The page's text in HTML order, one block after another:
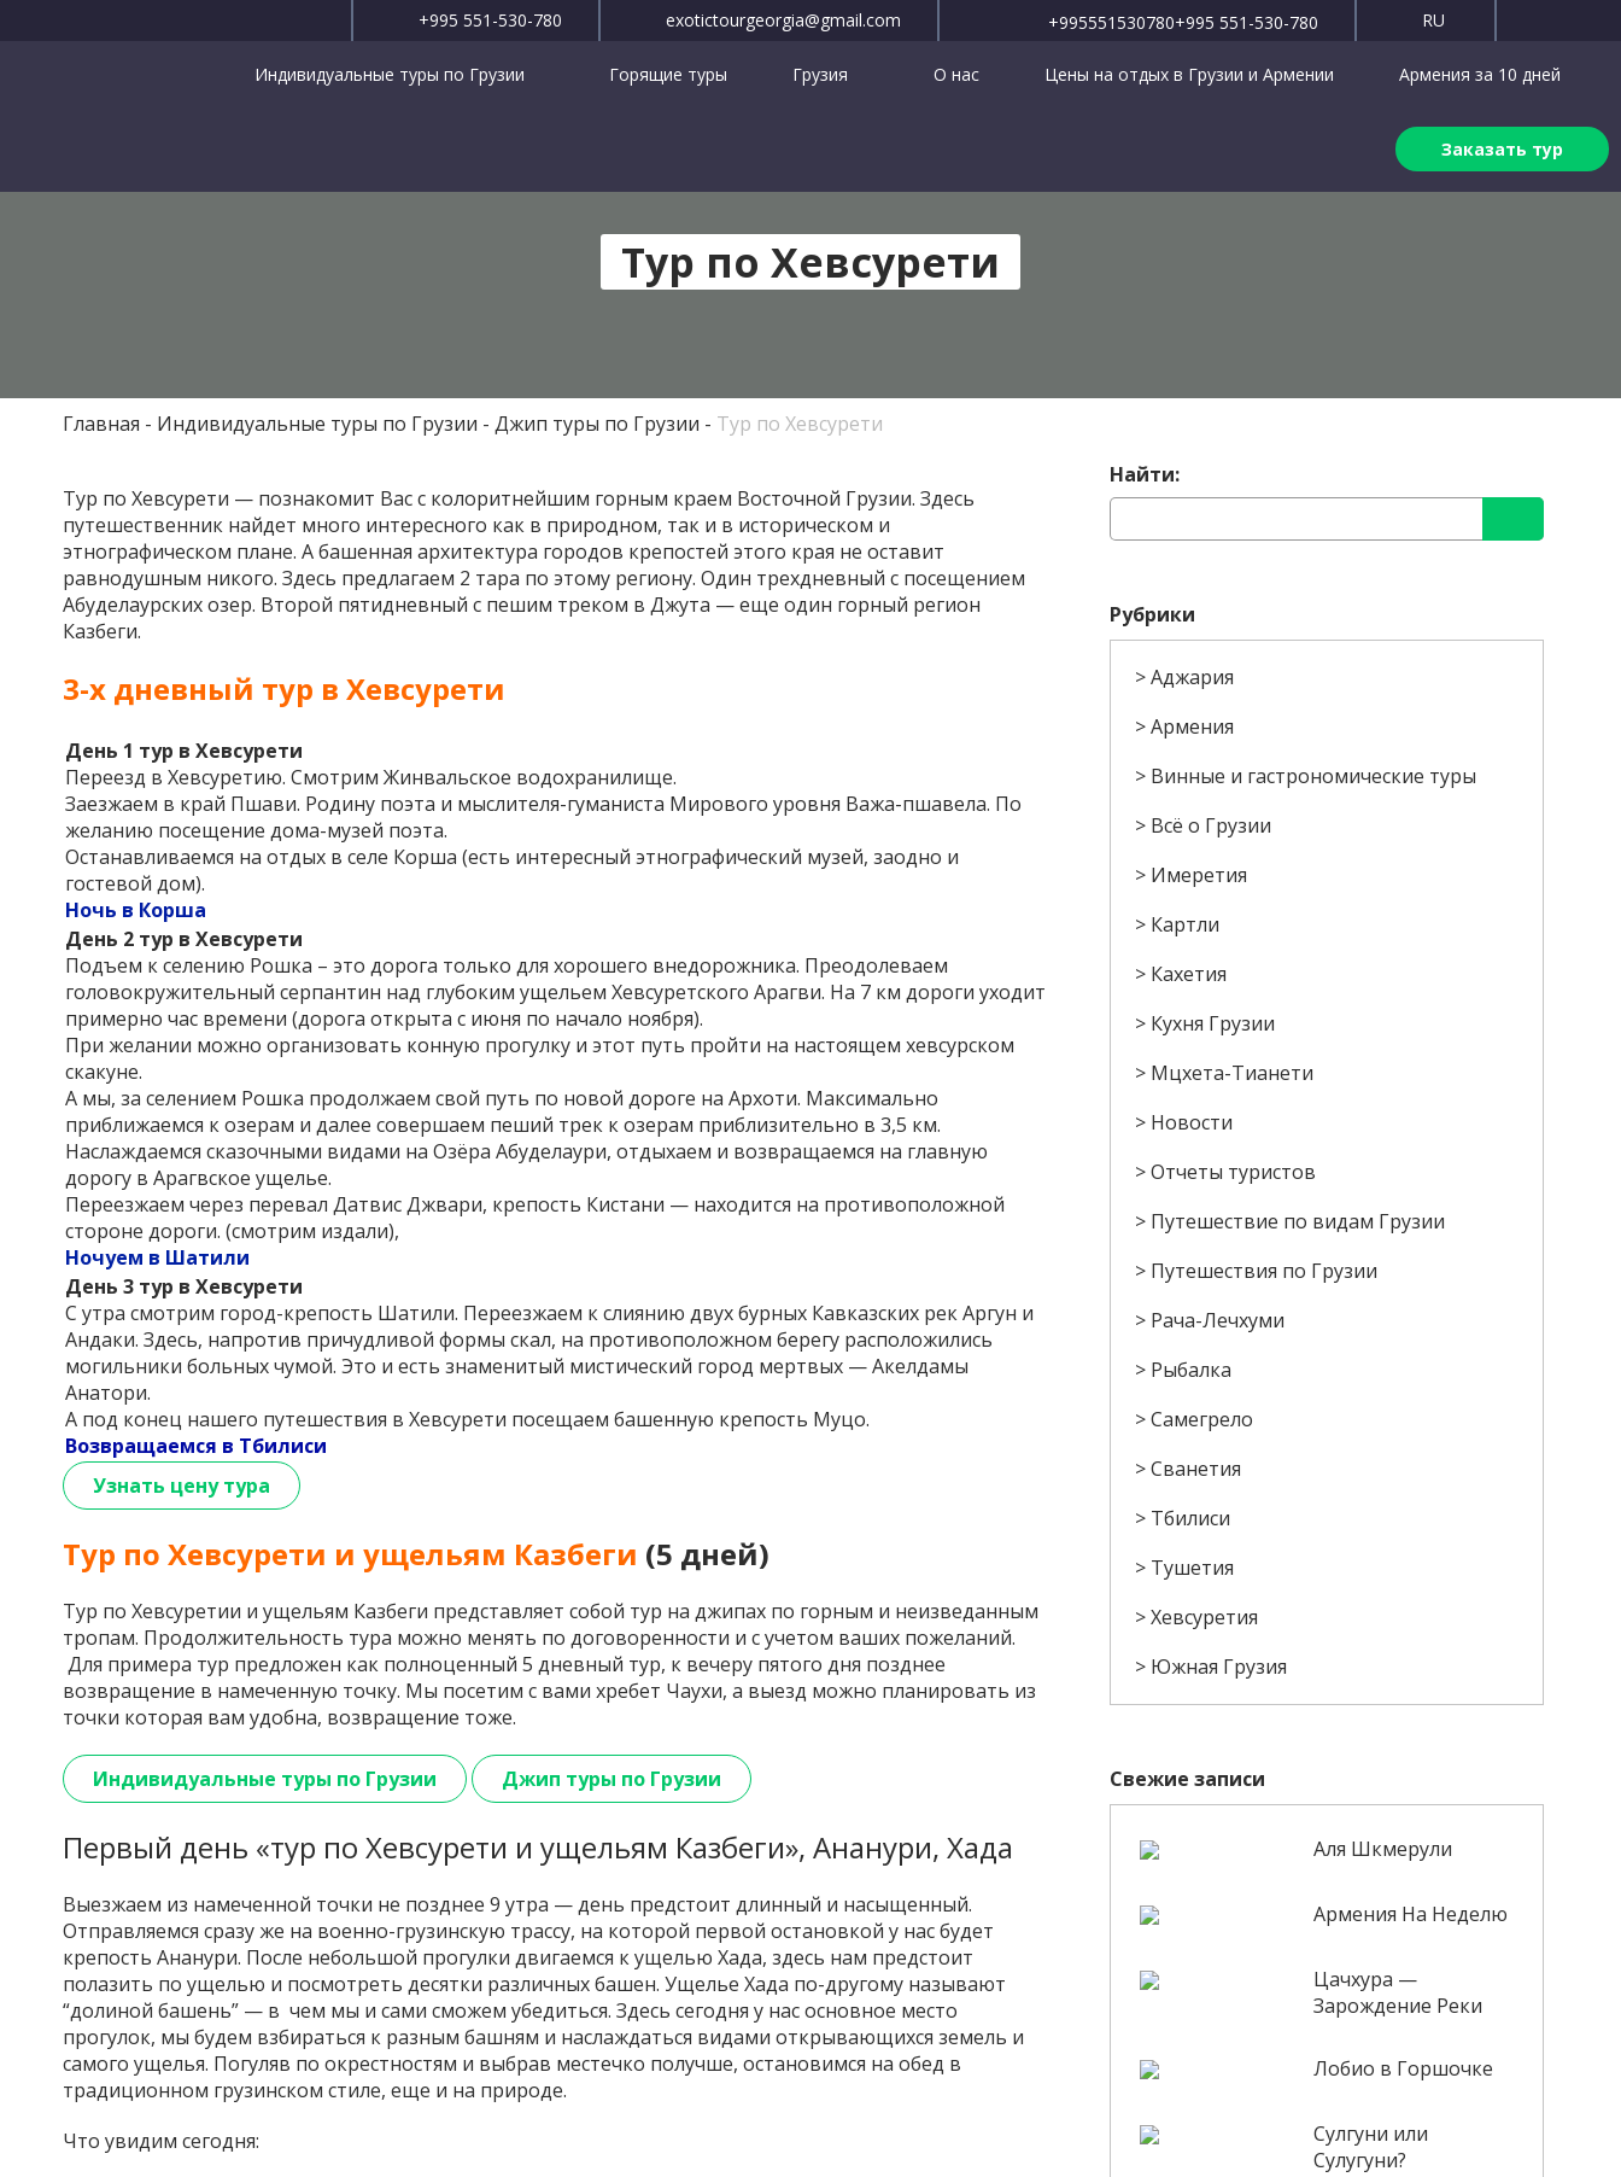
+995 551-530-780 exotictourgeorgia@gmail.com +995551530780+995 551-530-780 RU
Индивидуальные туры по Грузии Горящие туры Грузия О нас Цены на отдых в Грузии и Армении Армения за 10 дней
Заказать тур
Тур по Хевсурети
Главная Индивидуальные туры по Грузии Джип туры по Грузии Тур по Хевсурети
Тур по Хевсурети — познакомит Вас с колоритнейшим горным краем Восточной Грузии. Здесь
путешественник найдет много интересного как в природном, так и в историческом и
этнографическом плане. А башенная архитектура городов крепостей этого края не оставит
равнодушным никого. Здесь предлагаем 2 тара по этому региону. Один трехдневный с посещением
Абуделаурских озер. Второй пятидневный с пешим треком в Джута — еще один горный регион
Казбеги.
3-х дневный тур в Хевсурети
День 1 тур в Хевсурети
Переезд в Хевсуретию. Смотрим Жинвальское водохранилище.
Заезжаем в край Пшави. Родину поэта и мыслителя-гуманиста Мирового уровня Важа-пшавела. По
желанию посещение дома-музей поэта.
Останавливаемся на отдых в селе Корша (есть интересный этнографический музей, заодно и
гостевой дом).
Ночь в Корша
День 2 тур в Хевсурети
Подъем к селению Рошка – это дорога только для хорошего внедорожника. Преодолеваем
головокружительный серпантин над глубоким ущельем Хевсуретского Арагви. На 7 км дороги уходит
примерно час времени (дорога открыта с июня по начало ноября).
При желании можно организовать конную прогулку и этот путь пройти на настоящем хевсурском
скакуне.
А мы, за селением Рошка продолжаем свой путь по новой дороге на Архоти. Максимально
приближаемся к озерам и далее совершаем пеший трек к озерам приблизительно в 3,5 км.
Наслаждаемся сказочными видами на Озёра Абуделаури, отдыхаем и возвращаемся на главную
дорогу в Арагвское ущелье.
Переезжаем через перевал Датвис Джвари, крепость Кистани — находится на противоположной
стороне дороги. (смотрим издали),
Ночуем в Шатили
День 3 тур в Хевсурети
С утра смотрим город-крепость Шатили. Переезжаем к слиянию двух бурных Кавказских рек Аргун и
Андаки. Здесь, напротив причудливой формы скал, на противоположном берегу расположились
могильники больных чумой. Это и есть знаменитый мистический город мертвых — Акелдамы
Анатори.
А под конец нашего путешествия в Хевсурети посещаем башенную крепость Муцо.
Возвращаемся в Тбилиси
Узнать цену тура
Тур по Хевсурети и ущельям Казбеги (5 дней)
Тур по Хевсуретии и ущельям Казбеги представляет собой тур на джипах по горным и неизведанным
тропам. Продолжительность тура можно менять по договоренности и с учетом ваших пожеланий.
Для примера тур предложен как полноценный 5 дневный тур, к вечеру пятого дня позднее
возвращение в намеченную точку. Мы посетим с вами хребет Чаухи, а выезд можно планировать из
точки которая вам удобна, возвращение тоже.
Индивидуальные туры по Грузии Джип туры по Грузии
Первый день «тур по Хевсурети и ущельям Казбеги», Ананури, Хада
Выезжаем из намеченной точки не позднее 9 утра — день предстоит длинный и насыщенный.
Отправляемся сразу же на военно-грузинскую трассу, на которой первой остановкой у нас будет
крепость Ананури. После небольшой прогулки двигаемся к ущелью Хада, здесь нам предстоит
полазить по ущелью и посмотреть десятки различных башен. Ущелье Хада по-другому называют
“долиной башень” — в чем мы и сами сможем убедиться. Здесь сегодня у нас основное место
прогулок, мы будем взбираться к разным башням и наслаждаться видами открывающихся земель и
самого ущелья. Погуляв по окрестностям и выбрав местечко получше, остановимся на обед в
традиционном грузинском стиле, еще и на природе.
Что увидим сегодня:
Найти:
Рубрики
Аджария
Армения
Винные и гастрономические туры
Всё о Грузии
Имеретия
Картли
Кахетия
Кухня Грузии
Мцхета-Тианети
Новости
Отчеты туристов
Путешествие по видам Грузии
Путешествия по Грузии
Рача-Лечхуми
Рыбалка
Самегрело
Сванетия
Тбилиси
Тушетия
Хевсуретия
Южная Грузия
Свежие записи
Аля Шкмерули
Армения На Неделю
Цачхура —
Зарождение Реки
Лобио в Горшочке
Сулгуни или
Сулугуни?